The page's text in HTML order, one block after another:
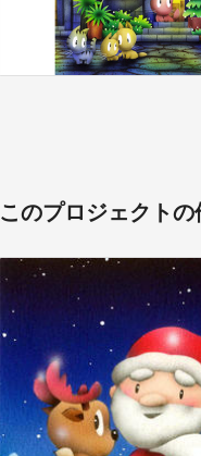
このプロジェクトの